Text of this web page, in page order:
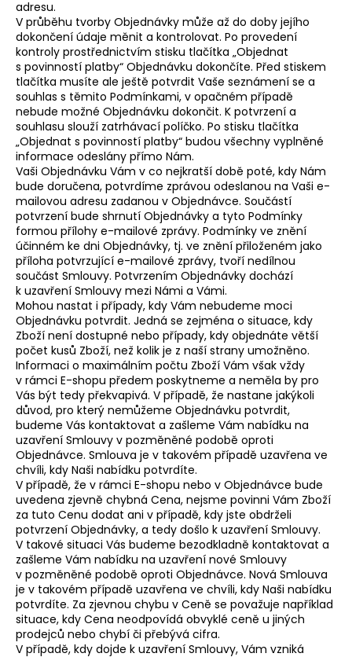
adresu.
V průběhu tvorby Objednávky může až do doby jejího
dokončení údaje měnit a kontrolovat. Po provedení
kontroly prostřednictvím stisku tlačítka „Objednat
s povinností platby“ Objednávku dokončíte. Před stiskem
tlačítka musíte ale ještě potvrdit Vaše seznámení se a
souhlas s těmito Podmínkami, v opačném případě
nebude možné Objednávku dokončit. K potvrzení a
souhlasu slouží zatrhávací políčko. Po stisku tlačítka
„Objednat s povinností platby“ budou všechny vyplněné
informace odeslány přímo Nám.
Vaši Objednávku Vám v co nejkratší době poté, kdy Nám
bude doručena, potvrdíme zprávou odeslanou na Vaši e-
mailovou adresu zadanou v Objednávce. Součástí
potvrzení bude shrnutí Objednávky a tyto Podmínky
formou přílohy e-mailové zprávy. Podmínky ve znění
účinném ke dni Objednávky, tj. ve znění přiloženém jako
příloha potvrzující e-mailové zprávy, tvoří nedílnou
součást Smlouvy. Potvrzením Objednávky dochází
k uzavření Smlouvy mezi Námi a Vámi.
Mohou nastat i případy, kdy Vám nebudeme moci
Objednávku potvrdit. Jedná se zejména o situace, kdy
Zboží není dostupné nebo případy, kdy objednáte větší
počet kusů Zboží, než kolik je z naší strany umožněno.
Informaci o maximálním počtu Zboží Vám však vždy
v rámci E-shopu předem poskytneme a neměla by pro
Vás být tedy překvapivá. V případě, že nastane jakýkoli
důvod, pro který nemůžeme Objednávku potvrdit,
budeme Vás kontaktovat a zašleme Vám nabídku na
uzavření Smlouvy v pozměněné podobě oproti
Objednávce. Smlouva je v takovém případě uzavřena ve
chvíli, kdy Naši nabídku potvrdíte.
V případě, že v rámci E-shopu nebo v Objednávce bude
uvedena zjevně chybná Cena, nejsme povinni Vám Zboží
za tuto Cenu dodat ani v případě, kdy jste obdrželi
potvrzení Objednávky, a tedy došlo k uzavření Smlouvy.
V takové situaci Vás budeme bezodkladně kontaktovat a
zašleme Vám nabídku na uzavření nové Smlouvy
v pozměněné podobě oproti Objednávce. Nová Smlouva
je v takovém případě uzavřena ve chvíli, kdy Naši nabídku
potvrdíte. Za zjevnou chybu v Ceně se považuje například
situace, kdy Cena neodpovídá obvyklé ceně u jiných
prodejců nebo chybí či přebývá cifra.
V případě, kdy dojde k uzavření Smlouvy, Vám vzniká